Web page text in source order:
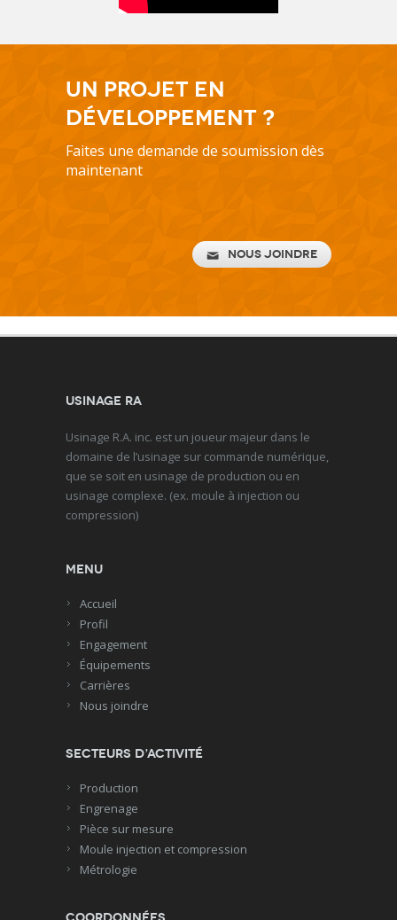
Un projet en
développement ?
Faites une demande de soumission dès
maintenant
Nous joindre
Usinage RA
Usinage R.A. inc. est un joueur majeur dans le
domaine de l’usinage sur commande numérique,
que se soit en usinage de production ou en
usinage complexe. (ex. moule à injection ou
compression)
Menu
Accueil
Profil
Engagement
Équipements
Carrières
Nous joindre
Secteurs d’activité
Production
Engrenage
Pièce sur mesure
Moule injection et compression
Métrologie